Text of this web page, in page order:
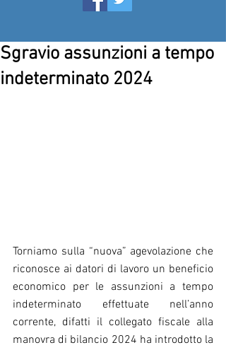
Sgravio assunzioni a tempo
indeterminato 2024
Torniamo sulla “nuova” agevolazione che
riconosce ai datori di lavoro un beneficio
economico per le assunzioni a tempo
indeterminato effettuate nell’anno
corrente, difatti il collegato fiscale alla
manovra di bilancio 2024 ha introdotto la